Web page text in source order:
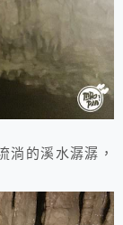
淌的溪水潺潺，